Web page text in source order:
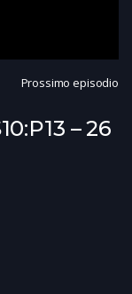
Prossimo episodio
– 26